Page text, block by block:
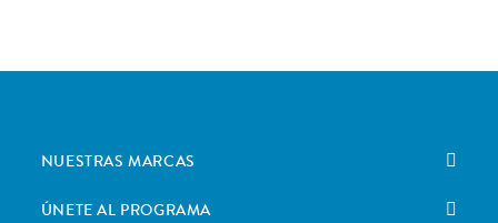
NUESTRAS MARCAS
ÚNETE AL PROGRAMA